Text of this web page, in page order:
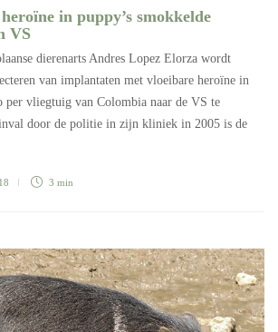
in puppy’s smokkelde
VS
dierenarts Andres Lopez Elorza wordt
van implantaten met vloeibare heroïne in
per vliegtuig van Colombia naar de VS te
door de politie in zijn kliniek in 2005 is de
3 min